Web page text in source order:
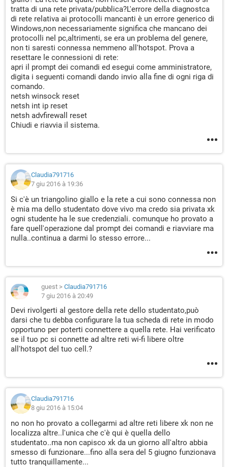
tratta di una rete privata/pubblica?L'errore della diagnostca
di rete relativa ai protocolli mancanti è un errore generico di
Windows,non necessariamente significa che mancano dei
protocolli nel pc,altrimenti, se era un problema del genere,
non ti saresti connessa nemmeno all'hotspot. Prova a
resettare le connessioni di rete:
apri il prompt dei comandi ed esegui come amministratore,
digita i seguenti comandi dando invio alla fine di ogni riga di
comando.
netsh winsock reset
netsh int ip reset
netsh advfirewall reset
Chiudi e riavvia il sistema.
Claudia791716
7 giu 2016 à 19:36
Si c'è un triangolino giallo e la rete a cui sono connessa non
è mia ma dello studentato dove vivo ma credo sia privata xk
ogni studente ha le sue credenziali. comunque ho provato a
fare quell'operazione dal prompt dei comandi e riavviare ma
nulla..continua a darmi lo stesso errore...
guest > Claudia791716
7 giu 2016 à 20:49
Devi rivolgerti al gestore della rete dello studentato,può
darsi che tu debba configurare la tua scheda di rete in modo
opportuno per poterti connettere a quella rete. Hai verificato
se il tuo pc si connette ad altre reti wi-fi libere oltre
all'hotspot del tuo cell.?
Claudia791716
8 giu 2016 à 15:04
no non ho provato a collegarmi ad altre reti libere xk non ne
localizza altre..l'unica che c'è qui è quella dello
studentato..ma non capisco xk da un giorno all'altro abbia
smesso di funzionare...fino alla sera del 5 giugno funzionava
tutto tranquillamente...